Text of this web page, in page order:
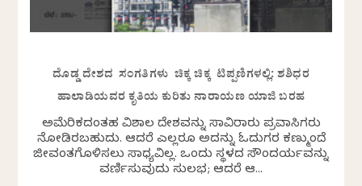
ದೊಡ್ಡ ದೇಶದ ಸಂಗತಿಗಳು ಚಿಕ್ಕ ಚಿಕ್ಕ ಟಿಪ್ಪಣಿಗಳಲ್ಲಿ: ಶಶಿಧರ
ಹಾಲಾಡಿಯವರ ಕೃತಿಯ ಕುರಿತು ನಾರಾಯಣ ಯಾಜಿ ಬರಹ
ಅಮೆರಿಕದಂತಹ ವಿಶಾಲ ದೇಶವನ್ನು ಸಾವಿರಾರು ಪ್ರವಾಸಿಗರು
ನೋಡಿರಬಹುದು. ಆದರೆ ಎಲ್ಲರೂ ಅದನ್ನು ಓದುಗರ ಕಣ್ಮುಂದೆ
ಜೀವಂತಗೊಳಿಸಲು ಸಾಧ್ಯವಿಲ್ಲ. ಒಂದು ಸ್ಥಳದ ಸೌಂದರ್ಯವನ್ನು
ವರ್ಣಿಸುವುದು ಸುಲಭ; ಆದರೆ ಆ...